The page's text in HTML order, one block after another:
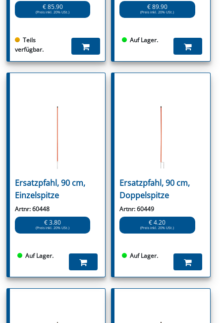
€ 85.90
(Preis inkl. 20% USt.)
Teils
verfügbar.
€ 89.90
(Preis inkl. 20% USt.)
Auf Lager.
Ersatzpfahl, 90 cm,
Einzelspitze
Artnr: 60448
€ 3.80
(Preis inkl. 20% USt.)
Auf Lager.
Ersatzpfahl, 90 cm,
Doppelspitze
Artnr: 60449
€ 4.20
(Preis inkl. 20% USt.)
Auf Lager.